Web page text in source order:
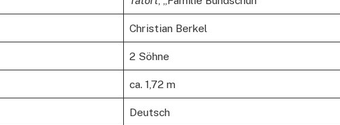
Christian Berkel
2 Söhne
ca. 1,72 m
Deutsch